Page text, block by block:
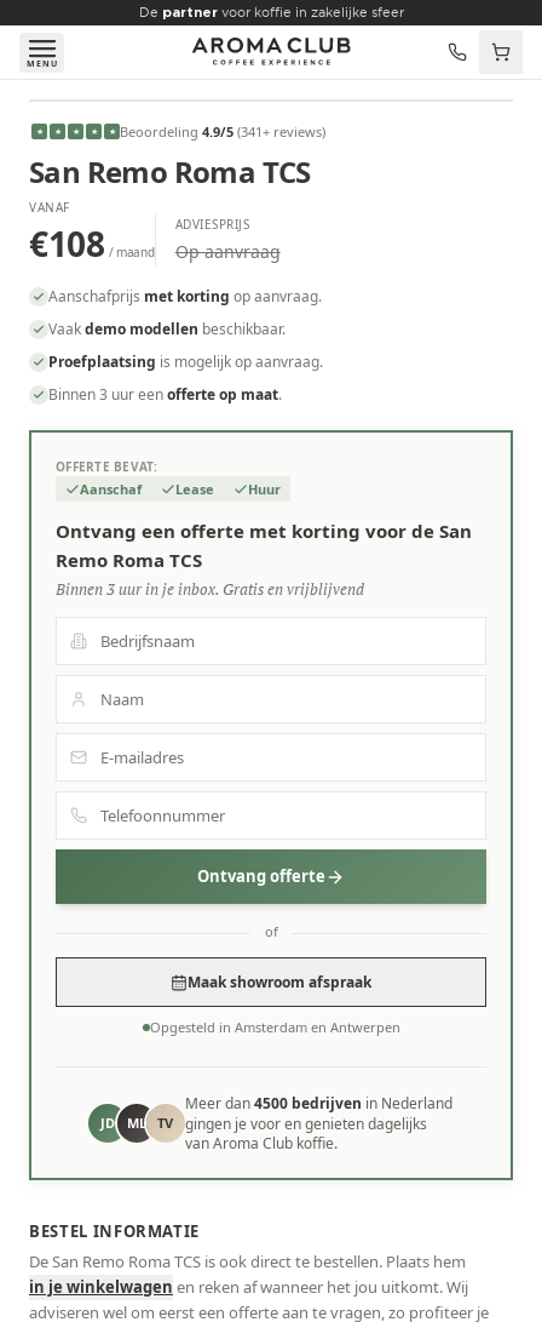
Skip to main content
De partnervoor koffie in zakelijke sfeer
MENU
VANAF
€108
★ ★ ★ ★ ★ Beoordeling 4.9/5 (341+ reviews)
San Remo Roma TCS
VANAF
€108 / maand
ADVIESPRIJS
Op aanvraag
Aanschafprijs met korting op aanvraag.
Vaakdemo modellen beschikbaar.
Proefplaatsing is mogelijk op aanvraag.
Binnen 3 uur eenofferte op maat.
OFFERTE BEVAT:
Aanschaf Lease Huur
Ontvang een offerte met korting voor de San
Remo Roma TCS
Binnen 3 uur in je inbox. Gratis en vrijblijvend
Ontvang offerte
of
Maak showroom afspraak
Opgesteld in Amsterdam en Antwerpen
JD ML TV
Meer dan4500 bedrijven in Nederland
gingen je voor en genieten dagelijks
van Aroma Club koffie.
BESTEL INFORMATIE
De San Remo Roma TCS is ook direct te bestellen. Plaats hem
in je winkelwagen en reken af wanneer het jou uitkomt. Wij
adviseren wel om eerst een offerte aan te vragen, zo profiteer je